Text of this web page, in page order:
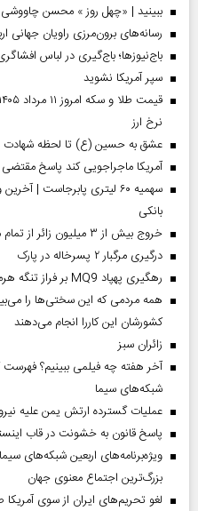
ببینید | «چهل روز » محسن
رسانه‌های برون‌مرزی راویان جهانی
باج‌نیوزها؛ باج‌گیری در لباس
سپر آمریکا نشوید
نرخ ارز
عشق به حسین (ع) تا لحظه شهادت
آمریکا ماجراجویی کند پاسخ
سهمیه ۶۰ لیتری پابرجاست
بانکی
خروج بیش از ۳ میلیون زائر از تمام مرز‌های کشور
درگیری مرگبار ۲ پسرخاله در پارک
رهگیری پهپاد MQ9 بر فراز تنگه هرمز
همه مردمی که این سختی‌ها را
کشورشان این کاررا انجام می‌دهند
‌زائران سبز
آخر هفته چه فیلمی ببینیم؟
شبکه‌های سیما
عملیات گسترده ارتش یمن علیه
پاسخ قانون به خشونت در قاب
ویژه‌برنامه‌های اربعین شبکه‌های سیما
بزرگ‌ترین اجتماع معنوی جهان
لغو تحریم‌های ایران از سوی